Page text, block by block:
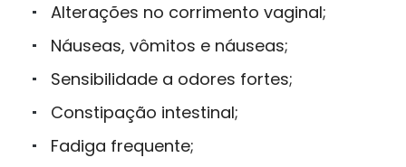
Alterações no corrimento vaginal;
Náuseas, vômitos e náuseas;
Sensibilidade a odores fortes;
Constipação intestinal;
Fadiga frequente;